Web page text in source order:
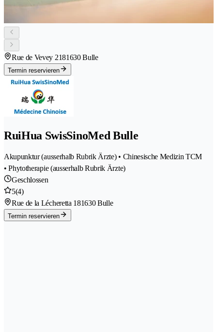
Rue de Vevey 2181630 Bulle
Termin reservieren
RuiHua SwisSinoMed Bulle
Akupunktur (ausserhalb Rubrik Ärzte) • Chinesische Medizin TCM
• Phytotherapie (ausserhalb Rubrik Ärzte)
Geschlossen
5(4)
Rue de la Lécheretta 181630 Bulle
Termin reservieren